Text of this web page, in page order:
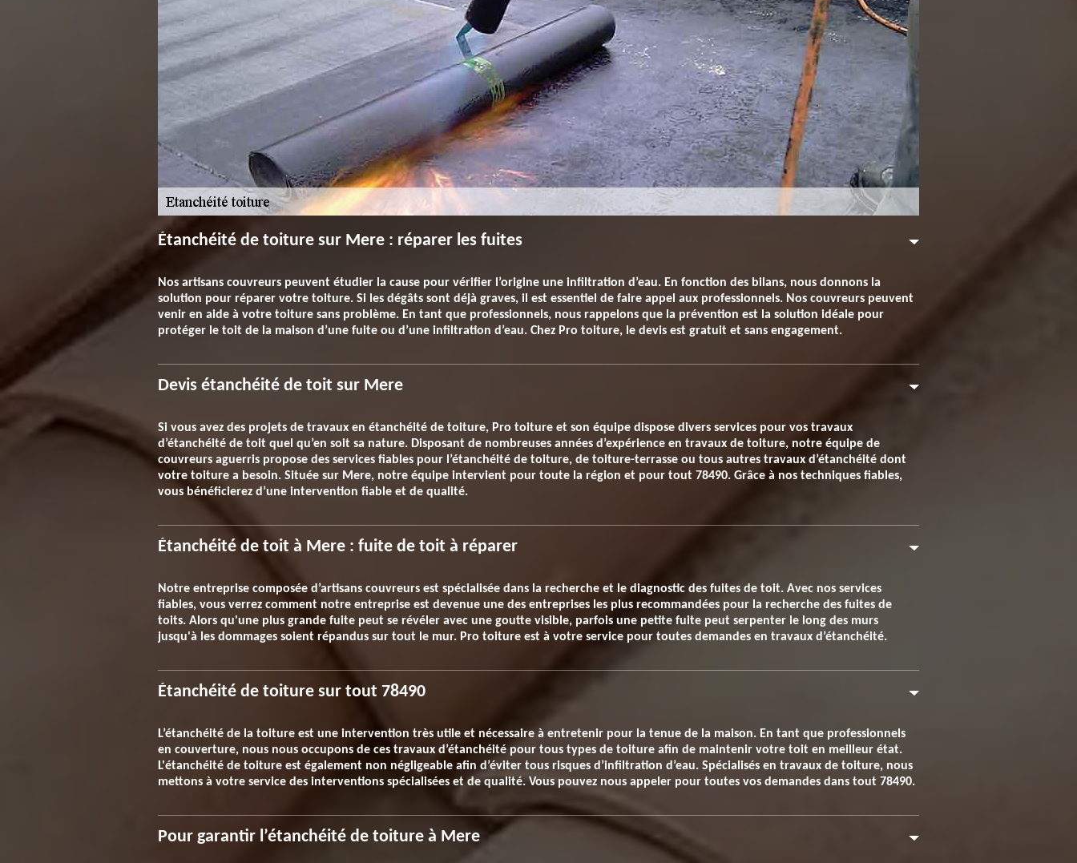
Étanchéité de toiture sur Mere : réparer les fuites
Nos artisans couvreurs peuvent étudier la cause pour vérifier l’origine une infiltration d’eau. En fonction des bilans, nous donnons la
solution pour réparer votre toiture. Si les dégâts sont déjà graves, il est essentiel de faire appel aux professionnels. Nos couvreurs peuvent
venir en aide à votre toiture sans problème. En tant que professionnels, nous rappelons que la prévention est la solution idéale pour
protéger le toit de la maison d’une fuite ou d’une infiltration d’eau. Chez Pro toiture, le devis est gratuit et sans engagement.
Devis étanchéité de toit sur Mere
Si vous avez des projets de travaux en étanchéité de toiture, Pro toiture et son équipe dispose divers services pour vos travaux
d’étanchéité de toit quel qu’en soit sa nature. Disposant de nombreuses années d’expérience en travaux de toiture, notre équipe de
couvreurs aguerris propose des services fiables pour l’étanchéité de toiture, de toiture-terrasse ou tous autres travaux d’étanchéité dont
votre toiture a besoin. Située sur Mere, notre équipe intervient pour toute la région et pour tout 78490. Grâce à nos techniques fiables,
vous bénéficierez d’une intervention fiable et de qualité.
Étanchéité de toit à Mere : fuite de toit à réparer
Notre entreprise composée d’artisans couvreurs est spécialisée dans la recherche et le diagnostic des fuites de toit. Avec nos services
fiables, vous verrez comment notre entreprise est devenue une des entreprises les plus recommandées pour la recherche des fuites de
toits. Alors qu'une plus grande fuite peut se révéler avec une goutte visible, parfois une petite fuite peut serpenter le long des murs
jusqu'à les dommages soient répandus sur tout le mur. Pro toiture est à votre service pour toutes demandes en travaux d’étanchéité.
Étanchéité de toiture sur tout 78490
L’étanchéité de la toiture est une intervention très utile et nécessaire à entretenir pour la tenue de la maison. En tant que professionnels
en couverture, nous nous occupons de ces travaux d’étanchéité pour tous types de toiture afin de maintenir votre toit en meilleur état.
L'étanchéité de toiture est également non négligeable afin d’éviter tous risques d’infiltration d’eau. Spécialisés en travaux de toiture, nous
mettons à votre service des interventions spécialisées et de qualité. Vous pouvez nous appeler pour toutes vos demandes dans tout 78490.
Pour garantir l’étanchéité de toiture à Mere